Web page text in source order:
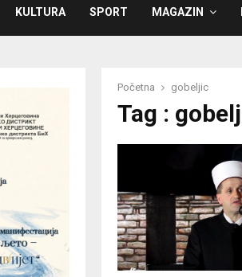
KULTURA SPORT MAGAZIN
Početna gobeljic
Tag :